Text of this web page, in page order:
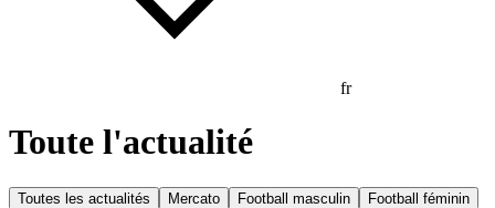
fr
Toute l'actualité
Toutes les actualités Mercato Football masculin
Football féminin